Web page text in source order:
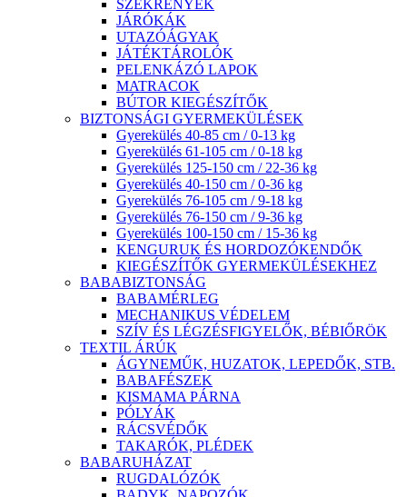
SZEKRÉNYEK
JÁRÓKÁK
UTAZÓÁGYAK
JÁTÉKTÁROLÓK
PELENKÁZÓ LAPOK
MATRACOK
BÚTOR KIEGÉSZÍTŐK
BIZTONSÁGI GYERMEKÜLÉSEK
Gyerekülés 40-85 cm / 0-13 kg
Gyerekülés 61-105 cm / 0-18 kg
Gyerekülés 125-150 cm / 22-36 kg
Gyerekülés 40-150 cm / 0-36 kg
Gyerekülés 76-105 cm / 9-18 kg
Gyerekülés 76-150 cm / 9-36 kg
Gyerekülés 100-150 cm / 15-36 kg
KENGURUK ÉS HORDOZÓKENDŐK
KIEGÉSZÍTŐK GYERMEKÜLÉSEKHEZ
BABABIZTONSÁG
BABAMÉRLEG
MECHANIKUS VÉDELEM
SZÍV ÉS LÉGZÉSFIGYELŐK, BÉBIŐRÖK
TEXTIL ÁRÚK
ÁGYNEMŰK, HUZATOK, LEPEDŐK, STB.
BABAFÉSZEK
KISMAMA PÁRNA
PÓLYÁK
RÁCSVÉDŐK
TAKARÓK, PLÉDEK
BABARUHÁZAT
RUGDALÓZÓK